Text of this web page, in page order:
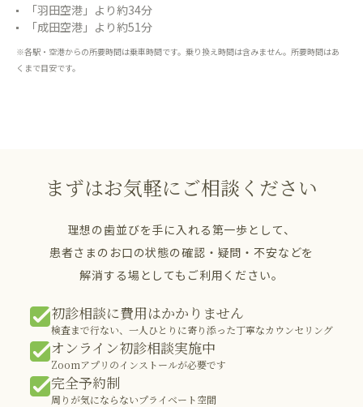
「羽田空港」より約34分
「成田空港」より約51分
※各駅・空港からの所要時間は乗車時間です。乗り換え時間は含みません。所要時間はあ
くまで目安です。
まずはお気軽にご相談ください
理想の歯並びを手に入れる第一歩として、
患者さまのお口の状態の確認・疑問・不安などを
解消する場としてもご利用ください。
初診相談に費用はかかりません
検査まで行ない、一人ひとりに寄り添った丁寧なカウンセリング
オンライン初診相談実施中
Zoomアプリのインストールが必要です
完全予約制
周りが気にならないプライベート空間